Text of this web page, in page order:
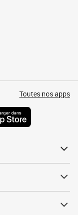
Toutes nos apps